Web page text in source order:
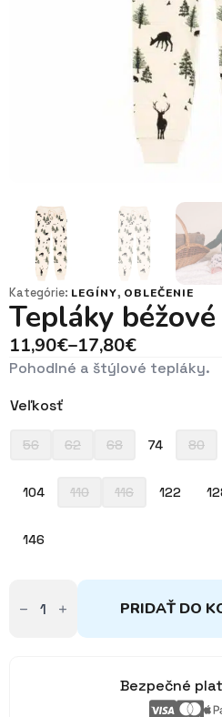
Kategórie: LEGÍNY, OBLEČENIE
Tepláky
11,90€–17,80€
Price
range:
11,90€
17,80€
Pohodlné a štýlové tepláky.
Veľkosť
56 62 68 74 80
104 110 116 122
146
množstvo
Tepláky
béžové PRIDAŤ DO
Bezpečné